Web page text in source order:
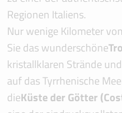
Regionen Italiens.
Nur wenige Kilometer
Sie das wunderschöne
kristallklaren Strände
auf das Tyrrhenische
dieKüste der Götter